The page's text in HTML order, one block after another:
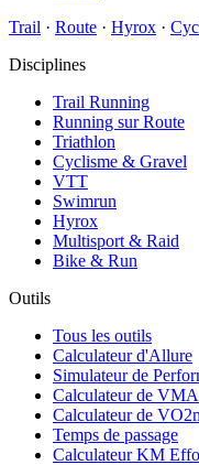
Trail · Route · Hyrox ·
Disciplines
Trail Running
Running sur Route
Triathlon
Cyclisme & Gravel
VTT
Swimrun
Hyrox
Multisport & Raid
Bike & Run
Outils
Tous les outils
Calculateur d'Allure
Simulateur de
Calculateur de VMA
Calculateur de
Temps de passage
Calculateur KM